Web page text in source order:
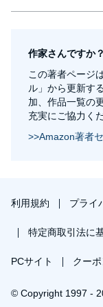
作家さんですか？
この著者ページ
ル」から更新す
加、作品一覧の
充実にご協力く
>>Amazon著者
利用規約 プライ
特定商取引法に
PCサイト クー
© Copyright 1997 -